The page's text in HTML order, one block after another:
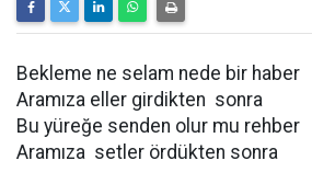
Bekleme ne selam nede bir haber
Aramıza eller girdikten sonra
Bu yüreğe senden olur mu rehber
Aramıza setler ördükten sonra